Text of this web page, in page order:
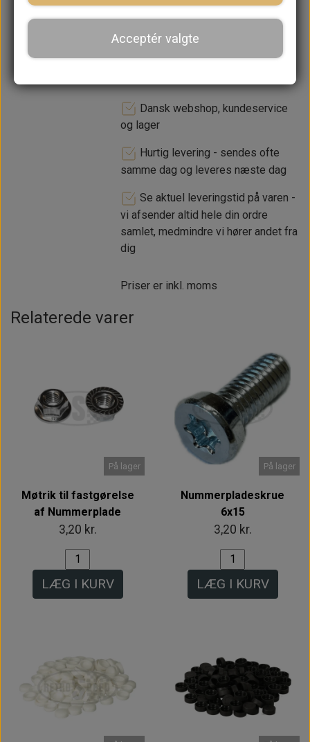
LÆG I KURV
Dansk webshop, kundeservice
og lager
Hurtig levering - sendes ofte
samme dag og leveres næste dag
Se aktuel leveringstid på varen -
vi afsender altid hele din ordre
samlet, medmindre vi hører andet fra
dig
Priser er inkl. moms
Relaterede varer
På lager
Møtrik til fastgørelse
af Nummerplade
3,20 kr.
LÆG I KURV
På lager
Nummerpladeskrue
6x15
3,20 kr.
LÆG I KURV
Acceptér valgte